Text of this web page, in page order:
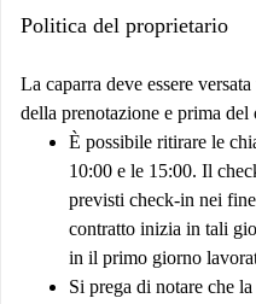
Politica del proprietario
La caparra deve essere
della prenotazione e prima del
È possibile ritirare le
10:00 e le 15:00. Il
previsti check-in nei
contratto inizia in tali
in il primo giorno
Si prega di notare che